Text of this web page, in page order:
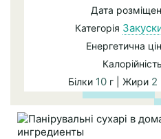
Дата
Категорія
Енергетична
Калорійність
Білки 10г | Жири 2